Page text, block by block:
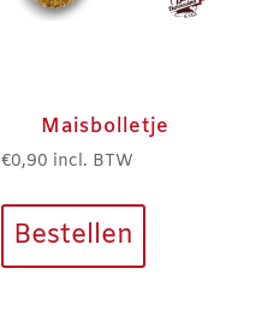
Maisbolletje
€0,90 incl. BTW
Bestellen